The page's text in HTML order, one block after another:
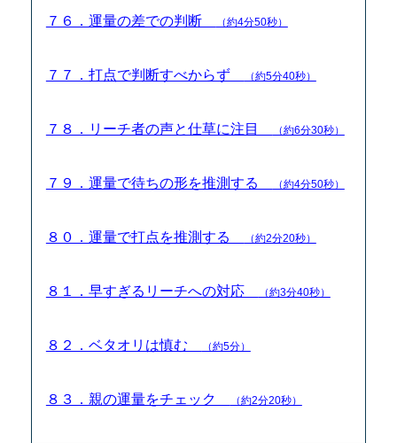
７６．運量の差での判断 （約4分50秒）
７７．打点で判断すべからず （約5分40秒）
７８．リーチ者の声と仕草に注目 （約6分30秒）
７９．運量で待ちの形を推測する （約4分50秒）
８０．運量で打点を推測する （約2分20秒）
８１．早すぎるリーチへの対応 （約3分40秒）
８２．ベタオリは慎む （約5分）
８３．親の運量をチェック （約2分20秒）